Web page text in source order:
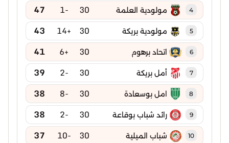
4 مولودية العلمة 30
-1
47
5 مولودية بريكة 30
+14
43
6 اتحاد برهوم 30
+6
41
7 أمل بريكة 30
-2
39
8 امل بوسعادة 30
-8
38
9 رائد شباب بوقاعة 30
-2
38
10 شباب الميلية 30
-10
37